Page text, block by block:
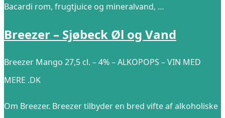
Bacardi rom, frugtjuice og mineralvand, …
Breezer – Sjøbeck Øl og Vand
Breezer Mango 27,5 cl. – 4% – ALKOPOPS – VIN MED
MERE .DK
Om Breezer. Breezer tilbyder en bred vifte af alkoholiske